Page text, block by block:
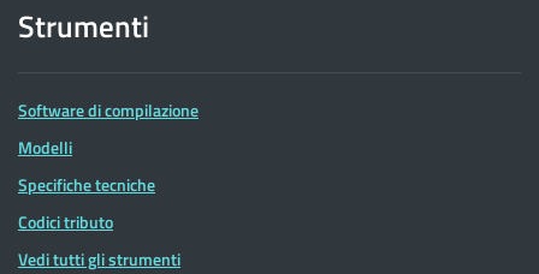
Strumenti
Software di compilazione
Modelli
Specifiche tecniche
Codici tributo
Vedi tutti gli strumenti